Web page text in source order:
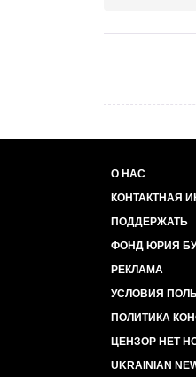
О НАС
КОНТАКТНАЯ
ПОДДЕРЖАТЬ
ФОНД ЮРИЯ
РЕКЛАМА
УСЛОВИЯ
ПОЛИТИКА
ЦЕНЗОР НЕТ
UKRAINIAN